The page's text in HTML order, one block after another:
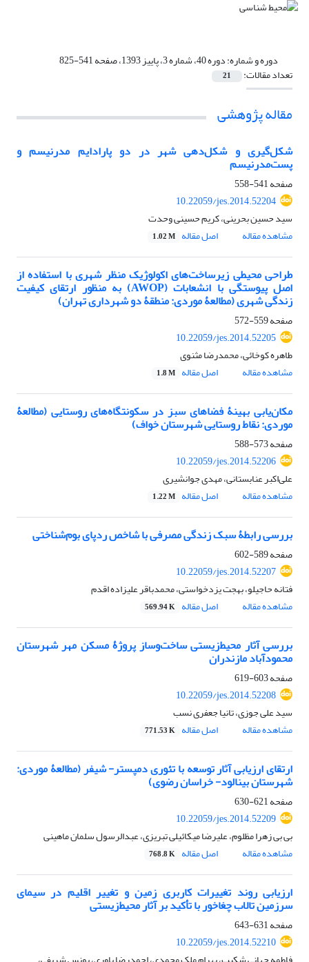
دوره و شماره:دوره 40، شماره 3، پاییز 1393، صفحه 541-825
تعداد مقالات: 21
مقاله پژوهشی
شکل‌گیری و شکل‌دهی شهر در دو پارادایم مدرنیسم و
پست‌مدرنیسم
صفحه541-558
10.22059/jes.2014.52204
سید حسین بحرینی، کریم حسینی وحدت
مشاهده مقاله
اصل مقاله 1.02 M
طراحی محیطی زیرساخت‌های اکولوژیک منظر شهری با استفاده از
اصل پیوستگی با انشعابات (AWOP) به منظور ارتقای کیفیت
زندگی شهری (مطالعۀ موردی: منطقۀ دو شهرداری تهران)
صفحه559-572
10.22059/jes.2014.52205
طاهره کوخائی، محمدرضا مثنوی
مشاهده مقاله
اصل مقاله 1.8 M
مکان‌یابی بهینۀ فضاهای سبز در سکونتگاه‌های روستایی (مطالعۀ
موردی: نقاط روستایی شهرستان خواف)
صفحه573-588
10.22059/jes.2014.52206
علی‌اکبر عنابستانی، مهدی جوانشیری
مشاهده مقاله
اصل مقاله 1.22 M
بررسی رابطۀ سبک زندگی مصرفی با شاخص ردپای بوم‌شناختی
صفحه589-602
10.22059/jes.2014.52207
فتانه حاجیلو، بهجت یزدخواستی، محمدباقر علیزاده اقدم
مشاهده مقاله
اصل مقاله 569.94 K
بررسی آثار محیط‌زیستی ساخت‌و‌ساز پروژۀ مسکن مهر شهرستان
محمودآباد مازندران
صفحه603-619
10.22059/jes.2014.52208
سید علی جوزی، تانیا جعفری نسب
مشاهده مقاله
اصل مقاله 771.53 K
ارتقای ارزیابی آثار توسعه با تئوری دمپستر- شیفر (مطالعۀ موردی:
شهرستان بینالود- خراسان رضوی)
صفحه621-630
10.22059/jes.2014.52209
بی بی زهرا مظلوم، علیرضا میکائیلی تبریزی، عبدالرسول سلمان ماهینی
مشاهده مقاله
اصل مقاله 768.8 K
ارزیابی روند تغییرات کاربری زمین و تغییر اقلیم در سیمای
سرزمین تالاب چغاخور با تأکید بر آثار محیط‌زیستی
صفحه631-643
10.22059/jes.2014.52210